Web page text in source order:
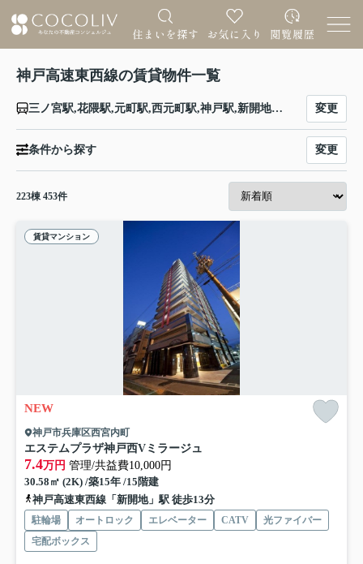
神戸高速東西線の賃貸物件一覧
三ノ宮駅,花隈駅,元町駅,西元町駅,神戸駅,新開地駅,大開駅,高速長田駅,西代駅 変更
条件から探す 変更
223棟 453件
賃貸マンション
NEW
神戸市兵庫区西宮内町
エステムプラザ神戸西Vミラージュ
7.4万円 管理/共益費10,000円
30.58㎡ (2K) /築15年 /15階建
神戸高速東西線「新開地」駅 徒歩13分
駐輪場 オートロック エレベーター CATV
光ファイバー
宅配ボックス